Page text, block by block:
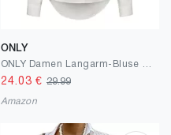
ONLY
24.03 € 29.99
Amazon